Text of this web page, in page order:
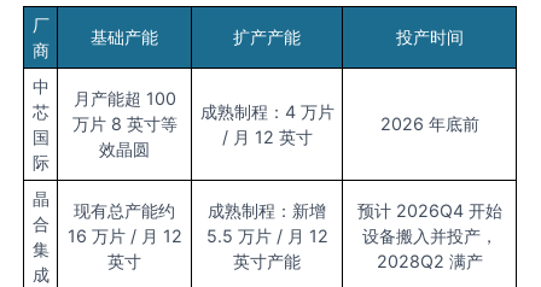
厂
商
基础产能 扩产产能 投产时间
中
芯
国
际
月产能超 100
万片 8 英寸等
效晶圆
成熟制程：4 万片
/ 月 12 英寸
2026 年底前
晶
合
集
成
现有总产能约
16 万片 / 月 12
英寸
成熟制程：新增
5.5 万片 / 月 12
英寸产能
预计 2026Q4 开始
设备搬入并投产，
2028Q2 满产